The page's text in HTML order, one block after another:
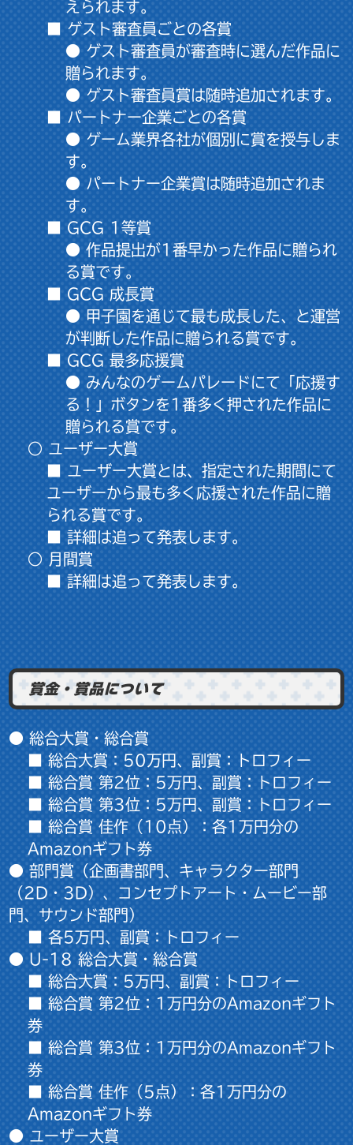
えられます。
■ ゲスト審査員ごとの各賞
● ゲスト審査員が審査時に選んだ作品に
贈られます。
● ゲスト審査員賞は随時追加されます。
■ パートナー企業ごとの各賞
● ゲーム業界各社が個別に賞を授与しま
す。
● パートナー企業賞は随時追加されま
す。
■ GCG 1等賞
● 作品提出が1番早かった作品に贈られ
る賞です。
■ GCG 成長賞
● 甲子園を通じて最も成長した、と運営
が判断した作品に贈られる賞です。
■ GCG 最多応援賞
● みんなのゲームパレードにて「応援す
る！」ボタンを1番多く押された作品に
贈られる賞です。
○ ユーザー大賞
■ ユーザー大賞とは、指定された期間にて
ユーザーから最も多く応援された作品に贈
られる賞です。
■ 詳細は追って発表します。
○ 月間賞
■ 詳細は追って発表します。
賞金・賞品について
● 総合大賞・総合賞
■ 総合大賞：50万円、副賞：トロフィー
■ 総合賞 第2位：5万円、副賞：トロフィー
■ 総合賞 第3位：5万円、副賞：トロフィー
■ 総合賞 佳作（10点）：各1万円分の
Amazonギフト券
● 部門賞（企画書部門、キャラクター部門
（2D・3D）、コンセプトアート・ムービー部
門、サウンド部門）
■ 各5 万円、副賞：トロフィー
● U-18 総合大賞・総合賞
■ 総合大賞：5万円、副賞：トロフィー
■ 総合賞 第2位：1万円分のAmazonギフト
券
■ 総合賞 第3位：1万円分のAmazonギフト
券
■ 総合賞 佳作（5点）：各1万円分の
Amazonギフト券
● ユーザー大賞